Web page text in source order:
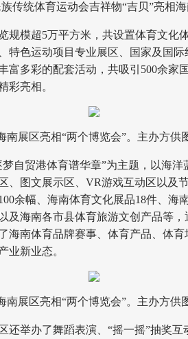
传统体育运动会吉祥物“吉贝”亮相
模超5万平方米，共设置体育文化
特色运动项目专业展区、国家及国
富多彩的配套活动，共吸引500余家
彩亮相。
南展区亮相“两个博览会”。主办方供
贸港体育谱华章”为主题，以海洋
、图文展示区、VR游戏互动区以及
余幅、海南体育文化展品18件、海
及海南各市县体育旅游文创产品等
海南体育品牌赛事、体育产品、体
业新业态。
南展区亮相“两个博览会”。主办方供
举办了舞蹈表演、“摇一摇”抽奖互